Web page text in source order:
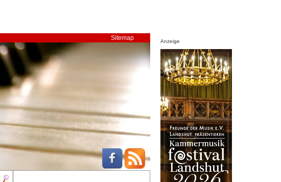
Sitemap Anzeige